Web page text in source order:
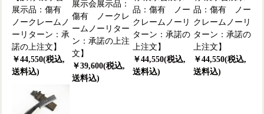
展示品：傷有
ノークレームノ
ーリターン：承
諾の上注文】
￥44,550(税込,
送料込)
展示会展示品：
傷有 ノークレ
ームノーリター
ン：承諾の上注
文】
￥39,600(税込,
送料込)
品：傷有 ノー
クレームノーリ
ターン：承諾の
上注文】
￥44,550(税込,
送料込)
品：傷有 ノー
クレームノーリ
ターン：承諾の
上注文】
￥44,550(税込,
送料込)